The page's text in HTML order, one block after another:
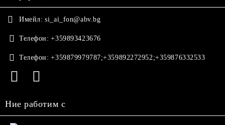
Имейл: si_ai_fon@abv.bg
Телефон: +359893423676
Телефон: +359879979787;+359892272952;+359876332533
Ние работим с